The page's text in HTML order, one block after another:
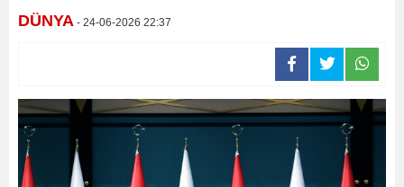
DÜNYA - 24-06-2026 22:37